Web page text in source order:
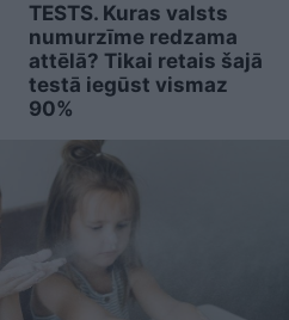
TESTS. Kuras valsts
numurzīme redzama
attēlā? Tikai retais šajā
testā iegūst vismaz
90%